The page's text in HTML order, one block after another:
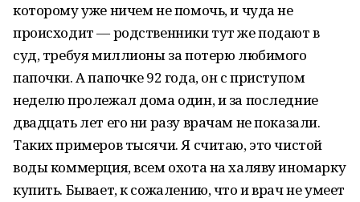
которому уже ничем не помочь, и чуда не
происходит — родственники тут же подают в
суд, требуя миллионы за потерю любимого
папочки. А папочке 92 года, он с приступом
неделю пролежал дома один, и за последние
двадцать лет его ни разу врачам не показали.
Таких примеров тысячи. Я считаю, это чистой
воды коммерция, всем охота на халяву иномарку
купить. Бывает, к сожалению, что и врач не умеет